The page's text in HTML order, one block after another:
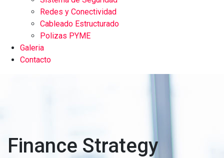
Redes y Conectividad
Cableado Estructurado
Polizas PYME
Galeria
Contacto
Finance Strategy